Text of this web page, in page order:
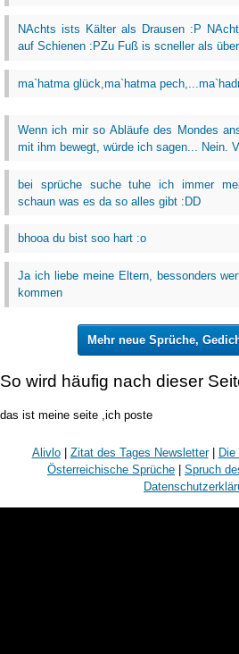
NAchts ists Kälter als Drausen :P
auf Schienen :PZu Fuß is scneller als
ma`hatma glück,ma`hatma
Wenn ich mir so Abläufe des Mondes
mit ihm bewegt, würde ich sagen... Nein.
bei sprüche suche tuhe ich immer
schaun was es da so alles gibt :DD
bhooa du bist soo hart :o
Ja ich liebe meine Eltern, bessonders
kommen
Mehr neue Sprüche,
So wird häufig nach dieser
das ist meine seite ,ich poste
Alivlo| Zitat des Tages Newsletter|
Österreichische Sprüche
Spruch